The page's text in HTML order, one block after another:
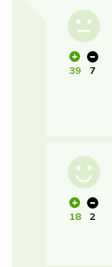
39 7
18 2